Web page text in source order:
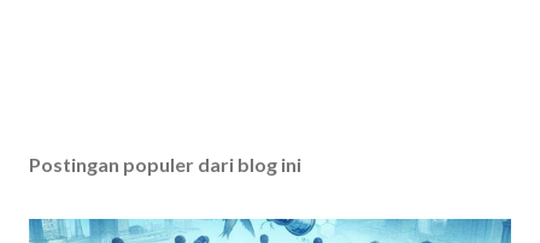
Postingan populer dari blog ini